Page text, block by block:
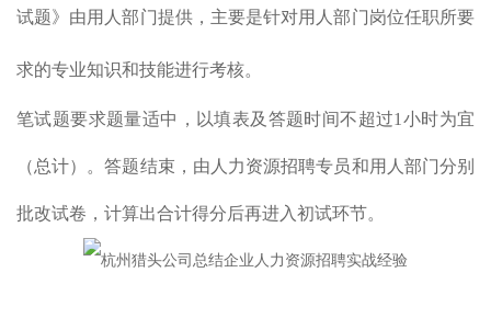
试题》由用人部门提供，主要是针对用人部门岗位任职所要
求的专业知识和技能进行考核。
笔试题要求题量适中，以填表及答题时间不超过1小时为宜
（总计）。答题结束，由人力资源招聘专员和用人部门分别
批改试卷，计算出合计得分后再进入初试环节。